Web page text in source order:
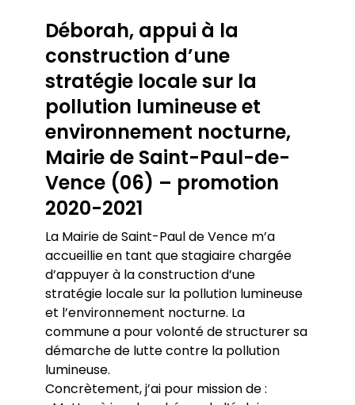
Déborah, appui à la
construction d’une
stratégie locale sur la
pollution lumineuse et
environnement nocturne,
Mairie de Saint-Paul-de-
Vence (06) – promotion
2020-2021
La Mairie de Saint-Paul de Vence m’a
accueillie en tant que stagiaire chargée
d’appuyer à la construction d’une
stratégie locale sur la pollution lumineuse
et l’environnement nocturne. La
commune a pour volonté de structurer sa
démarche de lutte contre la pollution
lumineuse.
Concrètement, j’ai pour mission de :